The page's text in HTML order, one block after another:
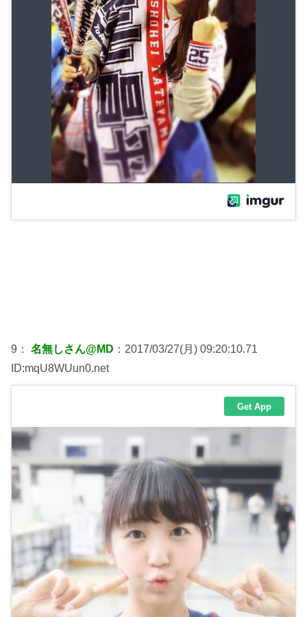
9： 名無しさん@MD ：2017/03/27(月) 09:20:10.71
ID:mqU8WUun0.net